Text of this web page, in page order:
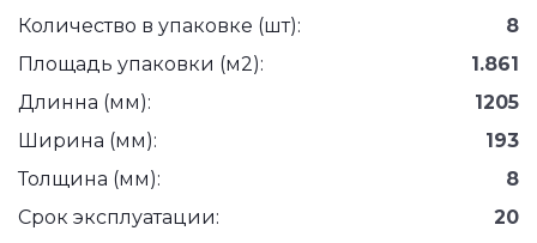
Количество в упаковке (шт):
8
Площадь упаковки (м2):
1.861
Длинна (мм):
1205
Ширина (мм):
193
Толщина (мм):
8
Срок эксплуатации:
20